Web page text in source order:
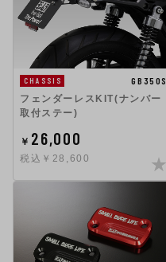
CHASSIS
GB350S
フェンダーレスKIT(ナンバー
取付ステー)
￥ 26,000
税込￥28,600